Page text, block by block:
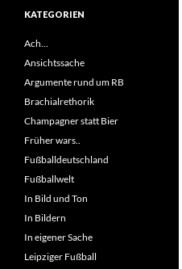
KATEGORIEN
Ach…
Ansichtssache
Argumente rund um RB
Brachialrethorik
Champagner statt Bier
Früher wars..
Fußballdeutschland
Fußballwelt
In Bild und Ton
In Bildern
In eigener Sache
Leipziger Fußball